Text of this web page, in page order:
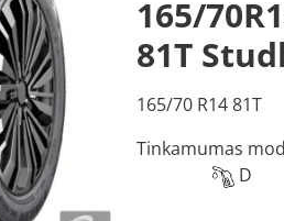
165/
81T
165/70 R14 81T
Tinkamumas
D